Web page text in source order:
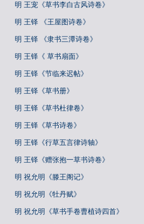
明 王宠《草书李白古风诗卷》
明 王铎 《王屋图诗卷》
明 王铎 《隶书三潭诗卷》
明 王铎《 草书扇面》
明 王铎《节临来迟帖》
明 王铎《草书册》
明 王铎《草书杜律卷》
明 王铎《草书诗卷》
明 王铎《行草五言律诗轴》
明 王铎《赠张抱一草书诗卷》
明 祝允明《滕王阁记》
明 祝允明《牡丹赋》
明 祝允明《草书手卷曹植诗四首》